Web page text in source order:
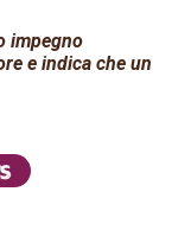
impegno
e indica che un